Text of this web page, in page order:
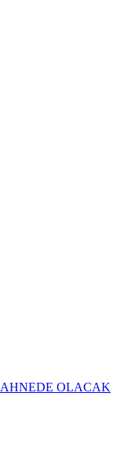
OLACAK